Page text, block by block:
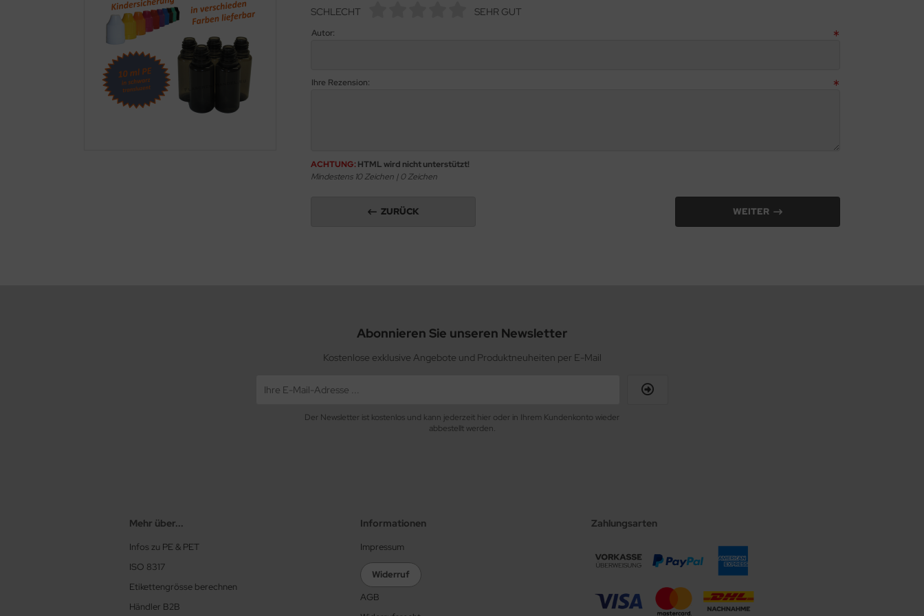
SCHLECHT SEHR GUT
Autor:
Ihre Rezension:
ACHTUNG: HTML wird nicht unterstützt!
Mindestens 10 Zeichen |0Zeichen
ZURÜCK WEITER
Abonnieren Sie unseren Newsletter
Kostenlose exklusive Angebote und Produktneuheiten per E-Mail
Der Newsletter ist kostenlos und kann jederzeit hier oder in Ihrem Kundenkonto wieder
abbestellt werden.
Mehr über...
Infos zu PE & PET
ISO 8317
Etikettengrösse berechnen
Händler B2B
Informationen
Impressum
Widerruf
AGB
Zahlungsarten